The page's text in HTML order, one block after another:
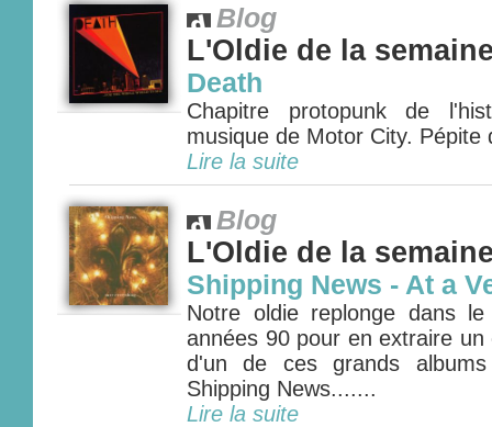
Blog
L'Oldie de la
Death
Chapitre protopunk de
musique de Motor City. Pépite
Lire la suite
Blog
L'Oldie de la
Shipping News - At a
Notre oldie replonge dans
années 90 pour en extraire
d'un de ces grands
Shipping News.......
Lire la suite